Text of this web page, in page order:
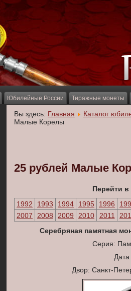
Юбилейные России Тиражные монеты
Вы здесь: Главная
Каталог
Малые Корелы
25 рублей Малые
Перейти в
1992
1993 1994 1995 1996
2007
2008 2009 2010 2011
Серебряная памятная
Серия:
Двор: Санкт-